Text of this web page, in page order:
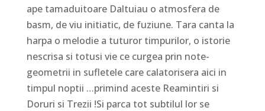
ape tamaduitoare Daltuiau o atmosfera de
basm, de viu initiatic, de fuziune. Tara canta la
harpa o melodie a tuturor timpurilor, o istorie
nescrisa si totusi vie ce curgea prin note-
geometrii in sufletele care calatorisera aici in
timpul noptii …primind aceste Reamintiri si
Doruri si Trezii !Si parca tot subtilul lor se